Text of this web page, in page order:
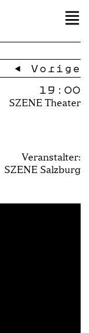
← Vorige
19:00
SZENE Theater
Veranstalter:
SZENE Salzburg